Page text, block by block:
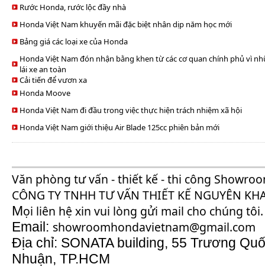
Rước Honda, rước lộc đầy nhà
Honda Việt Nam khuyến mãi đặc biệt nhân dịp năm học mới
Bảng giá các loại xe của Honda
Honda Việt Nam đón nhận bằng khen từ các cơ quan chính phủ vì
lái xe an toàn
Cải tiến để vươn xa
Honda Moove
Honda Việt Nam đi đầu trong việc thực hiện trách nhiệm xã hội
Honda Việt Nam giới thiệu Air Blade 125cc phiên bản mới
Văn phòng tư vấn - thiết kế - thi công
CÔNG TY TNHH TƯ VẤN THIẾT KẾ NGUYÊN
Mọi liên hệ xin vui lòng gửi mail cho chúng
Email: showroomhondavietnam@gmail.com
Địa chỉ: SONATA building, 55 Trương
Nhuận, TP.HCM